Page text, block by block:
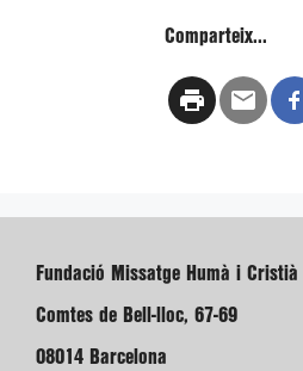
Comparteix...
Fundació Missatge Humà i Cristià
Comtes de Bell-lloc, 67-69
08014 Barcelona